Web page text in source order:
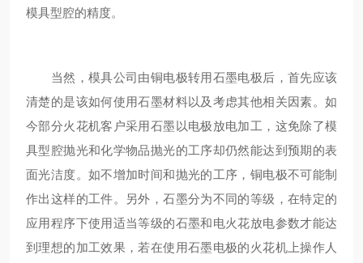
模具型腔的精度。
当然，模具公司由铜电极转用石墨电极后，首先应该
清楚的是该如何使用石墨材料以及考虑其他相关因素。如
今部分火花机客户采用石墨以电极放电加工，这免除了模
具型腔抛光和化学物品抛光的工序却仍然能达到预期的表
面光洁度。如不增加时间和抛光的工序，铜电极不可能制
作出这样的工件。另外，石墨分为不同的等级，在特定的
应用程序下使用适当等级的石墨和电火花放电参数才能达
到理想的加工效果，若在使用石墨电极的火花机上操作人